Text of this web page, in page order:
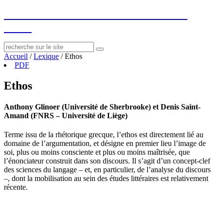
Accueil /Lexique /Ethos
PDF
Ethos
Anthony Glinoer (Université de Sherbrooke) et Denis Saint-
Amand (FNRS – Université de Liège)
Terme issu de la rhétorique grecque, l’ethos est directement lié au
domaine de l’argumentation, et désigne en premier lieu l’image de
soi, plus ou moins consciente et plus ou moins maîtrisée, que
l’énonciateur construit dans son discours. Il s’agit d’un concept-clef
des sciences du langage – et, en particulier, de l’analyse du discours
–, dont la mobilisation au sein des études littéraires est relativement
récente.